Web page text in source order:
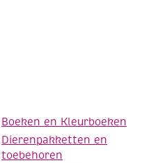
Boeken en Kleurboeken
Dierenpakketten en
toebehoren